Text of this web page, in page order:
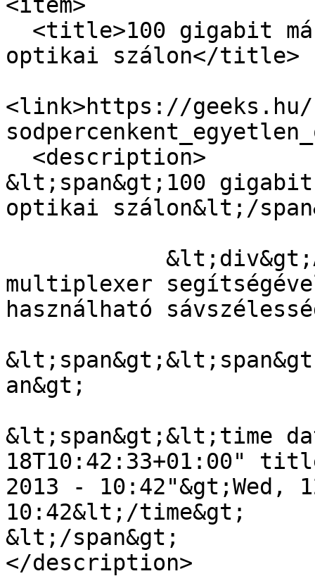
optikai szálon</title>
<link>https://geeks.hu/
&lt;span&gt;100 gigabit
optikai szálon&lt;/
multiplexer
használható
an&gt;
&lt;span&gt;&lt;time
18T10:42:33+01:00"
2013 - 10:42"&gt;Wed,
10:42&lt;/time&gt;
&lt;/span&gt;
</description>